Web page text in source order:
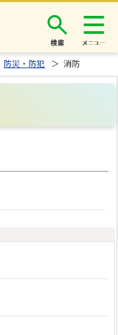
検索
防災・防犯 ＞ 消防